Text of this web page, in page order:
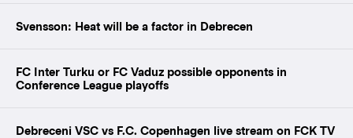
Svensson: Heat will be a factor in Debrecen
FC Inter Turku or FC Vaduz possible opponents in
Conference League playoffs
Debreceni VSC vs F.C. Copenhagen live stream on FCK TV